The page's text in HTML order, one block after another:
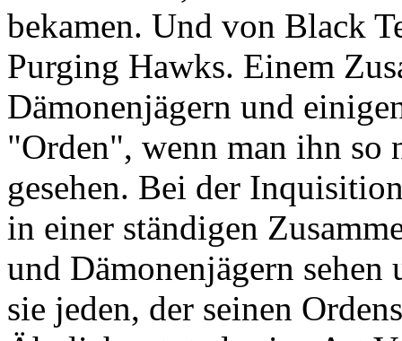
bekamen. Und von Black
Purging Hawks. Einem
Dämonenjägern und
"Orden", wenn man ihn so
gesehen. Bei der
in einer ständigen
und Dämonenjägern
sie jeden, der seinen